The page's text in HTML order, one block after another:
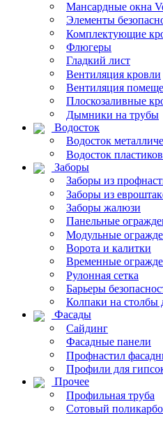
Мансардные окна
Элементы
Комплектующие
Флюгеры
Гладкий лист
Вентиляция кровли
Вентиляция
Плоскозаливные
Дымники на трубы
Водосток
Водосток
Водосток
Заборы
Заборы из
Заборы из
Заборы жалюзи
Панельные
Модульные
Ворота и калитки
Временные
Рулонная сетка
Барьеры
Колпаки на столбы
Фасады
Сайдинг
Фасадные панели
Профнастил
Профили для
Прочее
Профильная труба
Сотовый